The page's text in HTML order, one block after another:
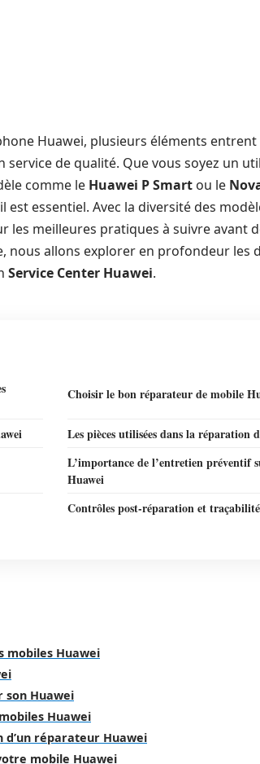
Huawei, plusieurs éléments
service de qualité. Que vous soyez un
comme le Huawei P Smart ou le
essentiel. Avec la diversité des
les meilleures pratiques à suivre avant
nous allons explorer en profondeur les
Service Center Huawei.
Choisir le bon réparateur de mobile
Les pièces utilisées dans la réparation
L’importance de l’entretien préventif
Huawei
Contrôles post-réparation et
mobiles Huawei
son Huawei
Huawei
réparateur Huawei
mobile Huawei